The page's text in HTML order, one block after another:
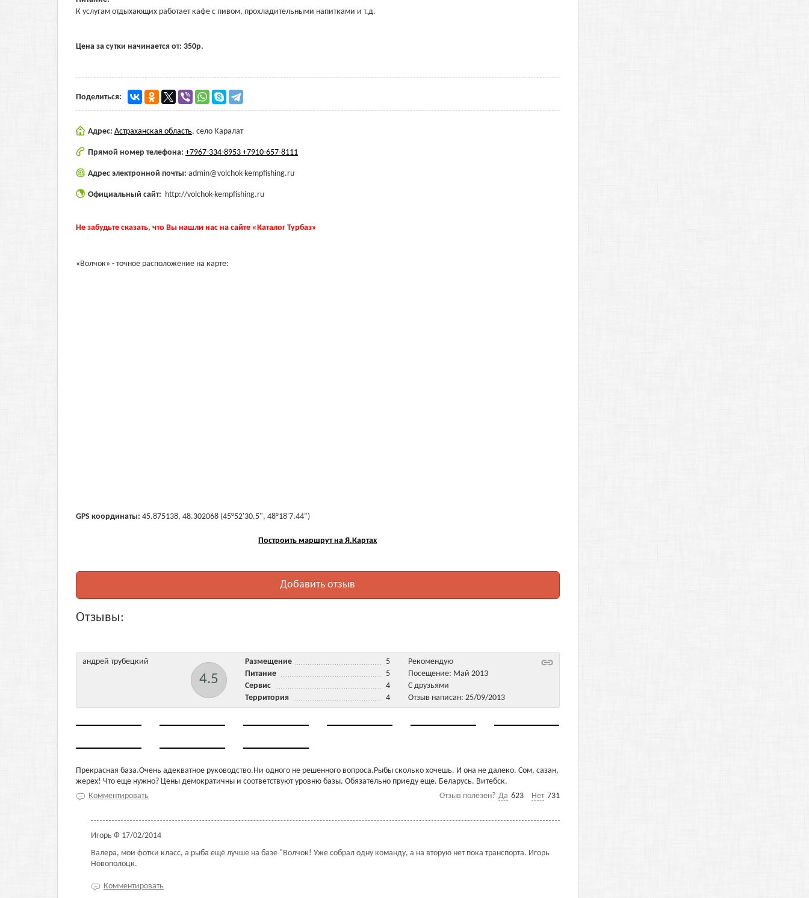
К услугам отдыхающих работает кафе с пивом, прохладительными напитками и т.д.
Цена за сутки начинается от: 350р.
Поделиться:
Адрес: Астраханская область, село Каралат
Прямой номер телефона: +7967-334-8953 +7910-657-8111
Адрес электронной почты: admin@volchok-kempfishing.ru
Официальный сайт: http://volchok-kempfishing.ru
Не забудьте сказать, что Вы нашли нас на сайте «Каталог Турбаз»
«Волчок» - точное расположение на карте:
GPS координаты: 45.875138, 48.302068 (45°52'30.5", 48°18'7.44")
Построить маршрут на Я.Картах
Добавить отзыв
Отзывы:
андрей трубецкий
4.5
Размещение
5
Питание
5
Сервис
4
Территория
4
Рекомендую
Посещение: Май 2013
С друзьями
Отзыв написан: 25/09/2013
Прекрасная база.Очень адекватное руководство.Ни одного не решенного вопроса.Рыбы сколько хочешь. И она не далеко. Сом, сазан,
жерех! Что еще нужно? Цены демократичны и соответствуют уровню базы. Обязательно приеду еще. Беларусь. Витебск.
Отзыв полезен? Да 623 Нет 731
Комментировать
Игорь Ф 17/02/2014
Валера, мои фотки класс, а рыба ещё лучше на базе "Волчок! Уже собрал одну команду, а на вторую нет пока транспорта. Игорь
Новополоцк.
Комментировать